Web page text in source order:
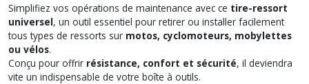
Simplifiez vos opérations de maintenance avec ce tire-ressort
universel, un outil essentiel pour retirer ou installer facilement
tous types de ressorts sur motos, cyclomoteurs, mobylettes
ou vélos.
Conçu pour offrir résistance, confort et sécurité, il deviendra
vite un indispensable de votre boîte à outils.